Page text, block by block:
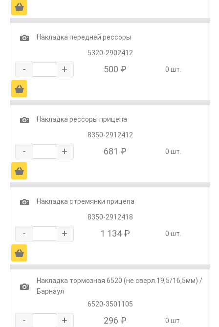
Ä
1
Накладка передней рессоры
5320-2902412
- + 500 ₽ 0 шт.
Ä
1
Накладка рессоры прицепа
8350-2912412
- + 681 ₽ 0 шт.
Ä
1
Накладка стремянки прицепа
8350-2912418
- + 1 134 ₽ 0 шт.
Ä
1
Накладка тормозная 6520 (не сверл.19,5/16,5мм) /
Барнаул
6520-3501105
- + 296 ₽ 0 шт.